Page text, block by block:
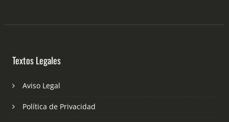
Textos Legales
Aviso Legal
Política de Privacidad